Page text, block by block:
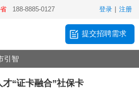
188-8885-0127 登录 注册
提交招聘需求
引智
“证卡融合”社保卡